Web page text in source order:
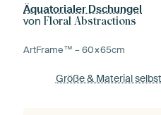
Äquatorialer Dschungel
vonFloral Abstractions
ArtFrame™ –60×65cm
Größe & Material